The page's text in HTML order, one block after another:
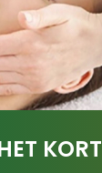
KORT